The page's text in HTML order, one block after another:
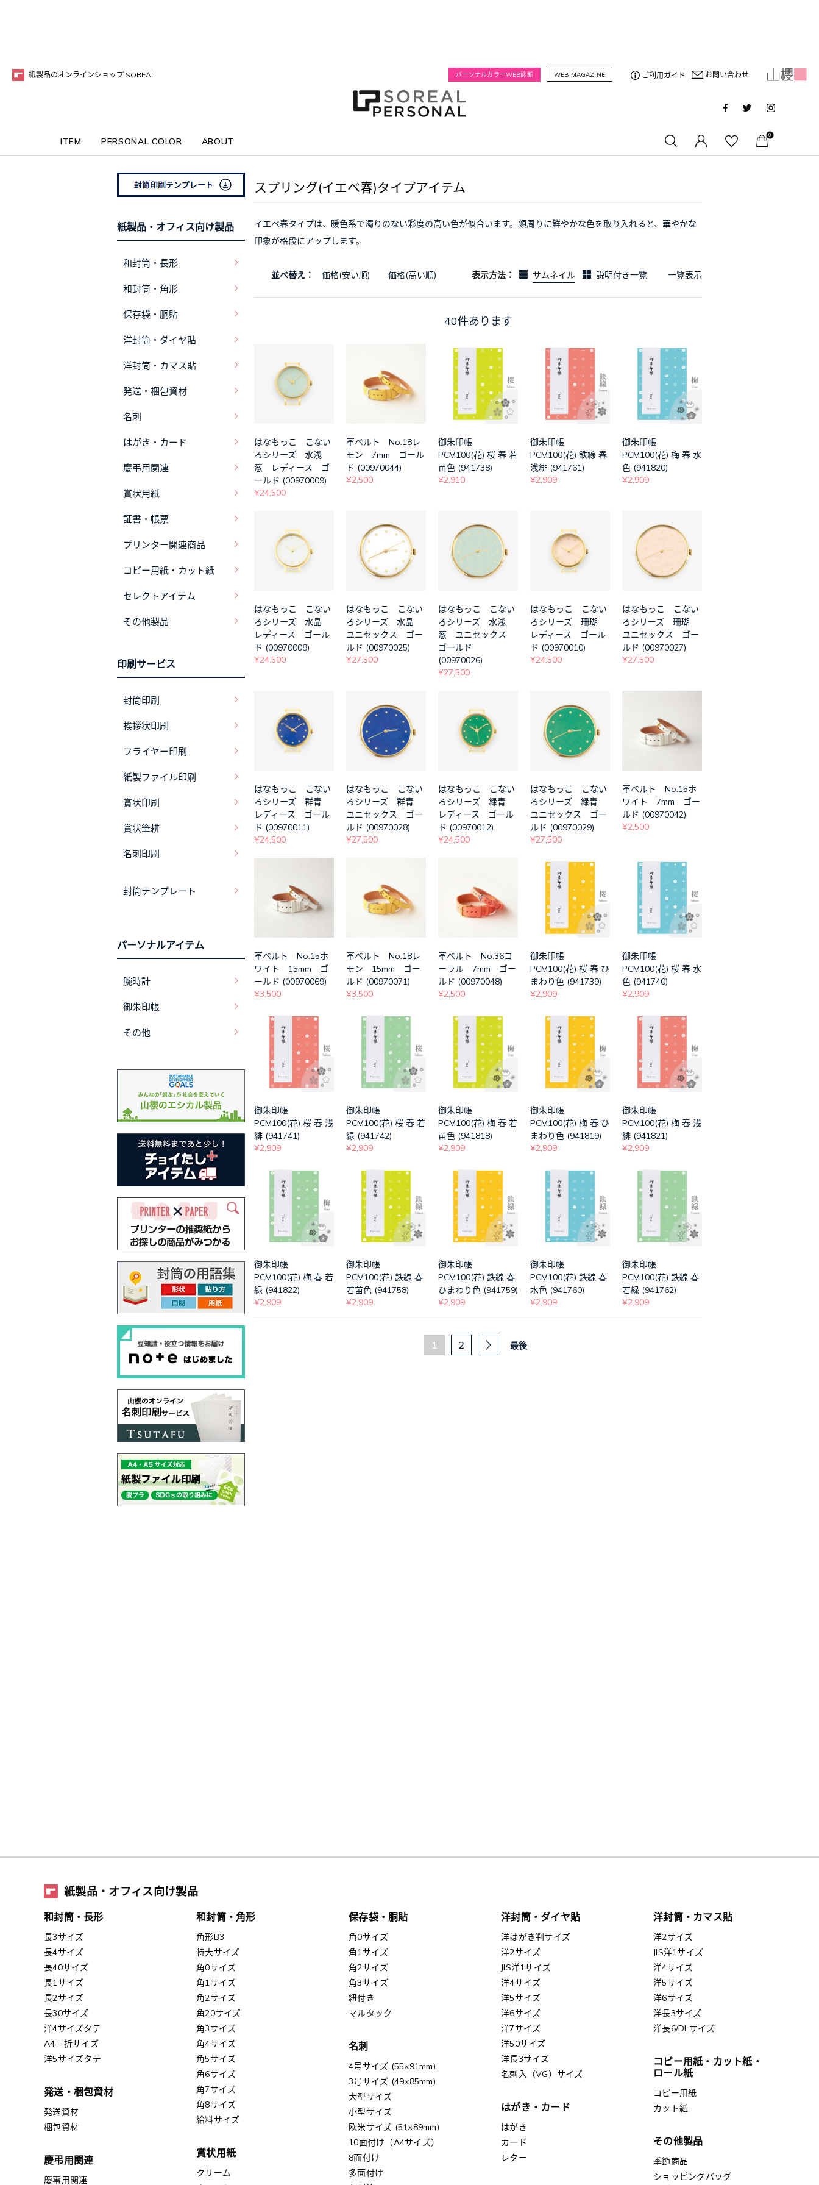
紙製品のオンラインショップ SOREAL パーソナルカラーWEB診断 WEB MAGAZINE ご利用ガイド お問い合わせ
ITEM PERSONAL COLOR ABOUT
0
スプリング(イエベ春)タイプアイテム
イエベ春タイプは、暖色系で濁りのない彩度の高い色が似合います。顔周りに鮮やかな色を取り入れると、華やかな
印象が格段にアップします。
表示方法： サムネイル 説明付き一覧 一覧表示
並べ替え： 価格(安い順) 価格(高い順)
40件あります
はなもっこ こない
ろシリーズ 水浅
葱 レディース ゴ
ールド (00970009)
¥24,500
革ベルト No.18レ
モン 7mm ゴール
ド (00970044)
¥2,500
御朱印帳
PCM100(花) 桜 春 若
苗色 (941738)
¥2,910
御朱印帳
PCM100(花) 鉄線 春
浅緋 (941761)
¥2,909
御朱印帳
PCM100(花) 梅 春 水
色 (941820)
¥2,909
はなもっこ こない
ろシリーズ 水晶
レディース ゴール
ド (00970008)
¥24,500
はなもっこ こない
ろシリーズ 水晶
ユニセックス ゴー
ルド (00970025)
¥27,500
はなもっこ こない
ろシリーズ 水浅
葱 ユニセックス
ゴールド
(00970026)
¥27,500
はなもっこ こない
ろシリーズ 珊瑚
レディース ゴール
ド (00970010)
¥24,500
はなもっこ こない
ろシリーズ 珊瑚
ユニセックス ゴー
ルド (00970027)
¥27,500
はなもっこ こない
ろシリーズ 群青
レディース ゴール
ド (00970011)
¥24,500
はなもっこ こない
ろシリーズ 群青
ユニセックス ゴー
ルド (00970028)
¥27,500
はなもっこ こない
ろシリーズ 緑青
レディース ゴール
ド (00970012)
¥24,500
はなもっこ こない
ろシリーズ 緑青
ユニセックス ゴー
ルド (00970029)
¥27,500
革ベルト No.15ホ
ワイト 7mm ゴー
ルド (00970042)
¥2,500
革ベルト No.15ホ
ワイト 15mm ゴ
ールド (00970069)
¥3,500
革ベルト No.18レ
モン 15mm ゴー
ルド (00970071)
¥3,500
革ベルト No.36コ
ーラル 7mm ゴー
ルド (00970048)
¥2,500
御朱印帳
PCM100(花) 桜 春 ひ
まわり色 (941739)
¥2,909
御朱印帳
PCM100(花) 桜 春 水
色 (941740)
¥2,909
御朱印帳
PCM100(花) 桜 春 浅
緋 (941741)
¥2,909
御朱印帳
PCM100(花) 桜 春 若
緑 (941742)
¥2,909
御朱印帳
PCM100(花) 梅 春 若
苗色 (941818)
¥2,909
御朱印帳
PCM100(花) 梅 春 ひ
まわり色 (941819)
¥2,909
御朱印帳
PCM100(花) 梅 春 浅
緋 (941821)
¥2,909
御朱印帳
PCM100(花) 梅 春 若
緑 (941822)
¥2,909
御朱印帳
PCM100(花) 鉄線 春
若苗色 (941758)
¥2,909
御朱印帳
PCM100(花) 鉄線 春
ひまわり色 (941759)
¥2,909
御朱印帳
PCM100(花) 鉄線 春
水色 (941760)
¥2,909
御朱印帳
PCM100(花) 鉄線 春
若緑 (941762)
¥2,909
1 2 最後
紙製品・オフィス向け製品
和封筒・長形
和封筒・角形
保存袋・胴貼
洋封筒・ダイヤ貼
洋封筒・カマス貼
発送・梱包資材
名刺
はがき・カード
慶弔用関連
賞状用紙
証書・帳票
プリンター関連商品
コピー用紙・カット紙
セレクトアイテム
その他製品
印刷サービス
封筒印刷
挨拶状印刷
フライヤー印刷
紙製ファイル印刷
賞状印刷
賞状筆耕
名刺印刷
封筒テンプレート
パーソナルアイテム
腕時計
御朱印帳
その他
紙製品・オフィス向け製品
和封筒・長形
長3サイズ
長4サイズ
長40サイズ
長1サイズ
長2サイズ
長30サイズ
洋4サイズタテ
A4三折サイズ
洋5サイズタテ
発送・梱包資材
発送資材
梱包資材
慶弔用関連
慶事用関連
和封筒・角形
角形B3
特大サイズ
角0サイズ
角1サイズ
角2サイズ
角20サイズ
角3サイズ
角4サイズ
角5サイズ
角6サイズ
角7サイズ
角8サイズ
給料サイズ
賞状用紙
クリーム
保存袋・胴貼
角0サイズ
角1サイズ
角2サイズ
角3サイズ
紐付き
マルタック
名刺
4号サイズ (55×91mm)
3号サイズ (49×85mm)
大型サイズ
小型サイズ
欧米サイズ (51×89mm)
10面付け（A4サイズ）
8面付け
多面付け
洋封筒・ダイヤ貼
洋はがき判サイズ
洋2サイズ
JIS洋1サイズ
洋4サイズ
洋5サイズ
洋6サイズ
洋7サイズ
洋50サイズ
洋長3サイズ
名刺入（VG）サイズ
はがき・カード
はがき
カード
レター
洋封筒・カマス貼
洋2サイズ
JIS洋1サイズ
洋4サイズ
洋5サイズ
洋6サイズ
洋長3サイズ
洋長6/DLサイズ
コピー用紙・カット紙・
ロール紙
コピー用紙
カット紙
その他製品
季節商品
ショッピングバッグ